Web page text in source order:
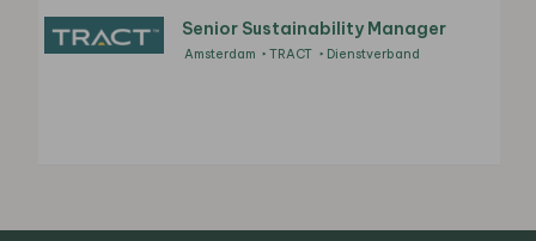
Senior Sustainability Manager
Amsterdam TRACT Dienstverband